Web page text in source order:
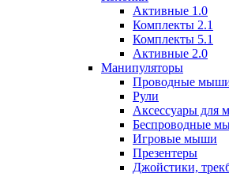
Активные 1.0
Комплекты 2.1
Комплекты 5.1
Активные 2.0
Манипуляторы
Проводные
Рули
Аксессуары для
Беспроводные
Игровые мыши
Презентеры
Джойстики,